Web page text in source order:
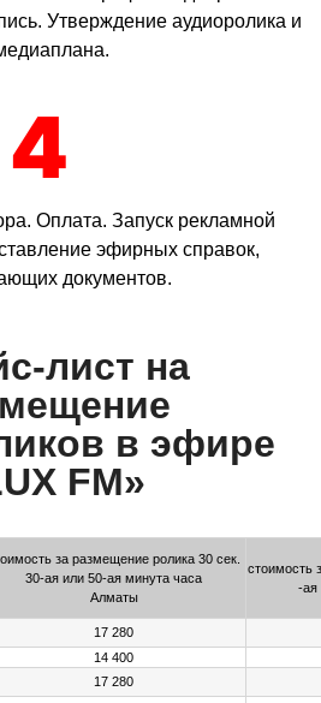
Утверждение аудиоролика и
4
Оплата. Запуск рекламной
эфирных справок,
документов.
лист на
в эфире
FM»
за размещение ролика 30 сек.
30-ая или 50-ая минута часа
Алматы
стоимость
-ая
17 280
14 400
17 280